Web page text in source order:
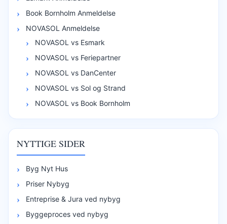
Book Bornholm Anmeldelse
NOVASOL Anmeldelse
NOVASOL vs Esmark
NOVASOL vs Feriepartner
NOVASOL vs DanCenter
NOVASOL vs Sol og Strand
NOVASOL vs Book Bornholm
NYTTIGE SIDER
Byg Nyt Hus
Priser Nybyg
Entreprise & Jura ved nybyg
Byggeproces ved nybyg